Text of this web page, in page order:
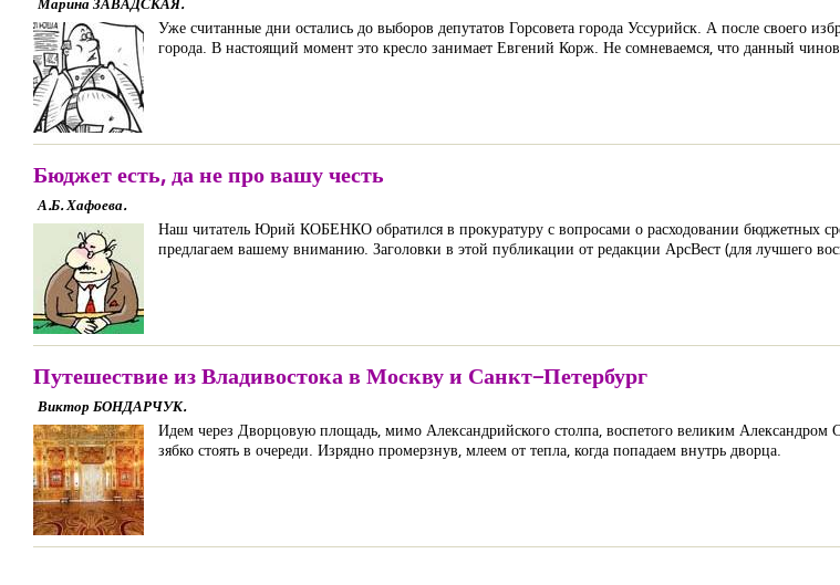
Уже считанные дни остались до выборов депутатов Горсовета города Уссурийск. А после своего
города. В настоящий момент это кресло занимает Евгений Корж. Не сомневаемся, что данный
Бюджет есть, да не про вашу честь
А.Б. Хафоева.
Наш читатель Юрий КОБЕНКО обратился в прокуратуру с вопросами о расходовании бюджетных
предлагаем вашему вниманию. Заголовки в этой публикации от редакции АрсВест (для лучшего
Путешествие из Владивостока в Москву и Санкт–Петербург
Виктор БОНДАРЧУК.
Идем через Дворцовую площадь, мимо Александрийского столпа, воспетого великим
зябко стоять в очереди. Изрядно промерзнув, млеем от тепла, когда попадаем внутрь дворца.